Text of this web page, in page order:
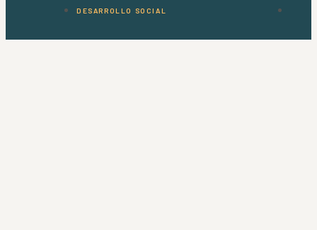
DESARROLLO SOCIAL